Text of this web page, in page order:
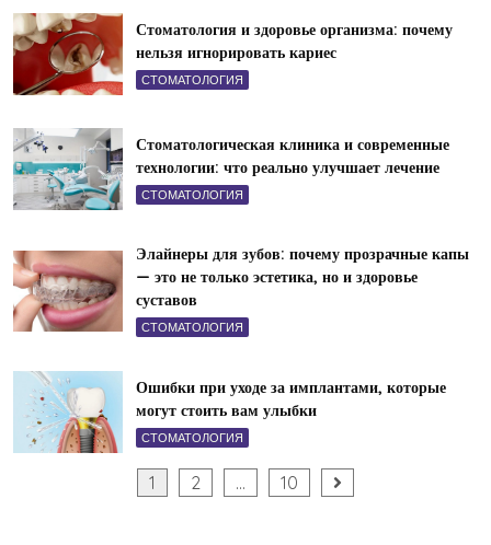
Стоматология и здоровье организма: почему
нельзя игнорировать кариес
СТОМАТОЛОГИЯ
Стоматологическая клиника и современные
технологии: что реально улучшает лечение
СТОМАТОЛОГИЯ
Элайнеры для зубов: почему прозрачные капы
— это не только эстетика, но и здоровье
суставов
СТОМАТОЛОГИЯ
Ошибки при уходе за имплантами, которые
могут стоить вам улыбки
СТОМАТОЛОГИЯ
1 2 … 10